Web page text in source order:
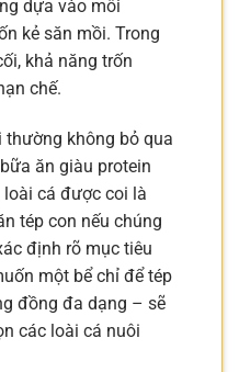
dựa vào môi
kẻ săn mồi. Trong
khả năng trốn
chế.
thường không bỏ qua
ăn giàu protein
cá được coi là
tép con nếu chúng
định rõ mục tiêu
một bể chỉ để tép
đồng đa dạng – sẽ
các loài cá nuôi